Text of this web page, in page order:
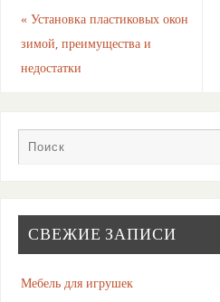
«Установка пластиковых окон
зимой, преимущества и
недостатки
СВЕЖИЕ ЗАПИСИ
Мебель для игрушек